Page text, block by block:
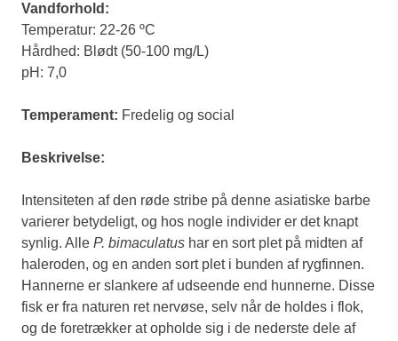
Vandforhold:
Temperatur: 22-26 ºC
Hårdhed: Blødt (50-100 mg/L)
pH: 7,0
Temperament: Fredelig og social
Beskrivelse:
Intensiteten af den røde stribe på denne asiatiske barbe
varierer betydeligt, og hos nogle individer er det knapt
synlig. Alle P. bimaculatus har en sort plet på midten af
haleroden, og en anden sort plet i bunden af rygfinnen.
Hannerne er slankere af udseende end hunnerne. Disse
fisk er fra naturen ret nervøse, selv når de holdes i flok,
og de foretrækker at opholde sig i de nederste dele af